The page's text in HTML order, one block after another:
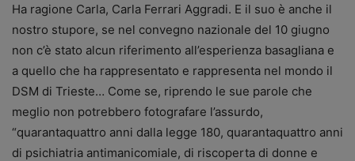
Ha ragione Carla, Carla Ferrari Aggradi. E il suo è anche il
nostro stupore, se nel convegno nazionale del 10 giugno
non c’è stato alcun riferimento all’esperienza basagliana e
a quello che ha rappresentato e rappresenta nel mondo il
DSM di Trieste… Come se, riprendo le sue parole che
meglio non potrebbero fotografare l’assurdo,
“quarantaquattro anni dalla legge 180, quarantaquattro anni
di psichiatria antimanicomiale, di riscoperta di donne e